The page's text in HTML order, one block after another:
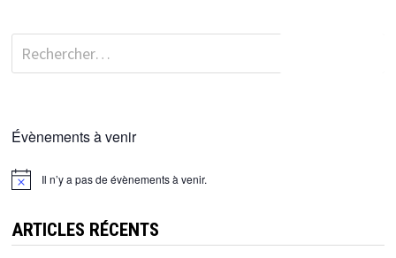
Rechercher :
Évènements à venir
Il n’y a pas de évènements à venir.
ARTICLES RÉCENTS